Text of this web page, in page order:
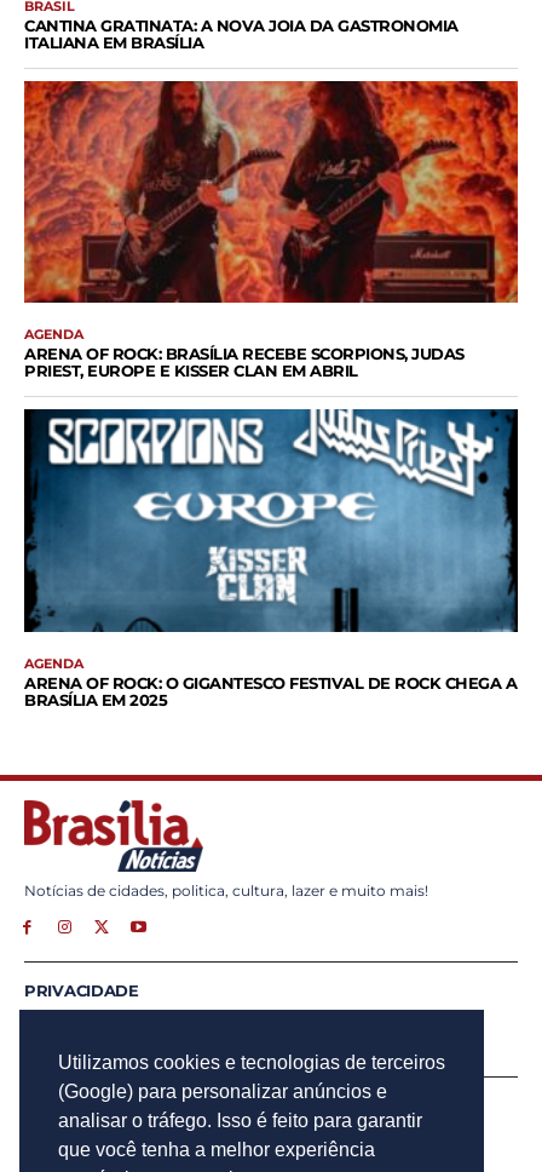
Utilizamos cookies e tecnologias de terceiros
(Google) para personalizar anúncios e
analisar o tráfego. Isso é feito para garantir
que você tenha a melhor experiência
BRASIL
CANTINA GRATINATA: A NOVA JOIA DA GASTRONOMIA
ITALIANA EM BRASÍLIA
AGENDA
ARENA OF ROCK: BRASÍLIA RECEBE SCORPIONS, JUDAS
PRIEST, EUROPE E KISSER CLAN EM ABRIL
AGENDA
ARENA OF ROCK: O GIGANTESCO FESTIVAL DE ROCK CHEGA A
BRASÍLIA EM 2025
Notícias de cidades, politica, cultura, lazer e muito mais!
PRIVACIDADE
INSCREVA - SE
Para obter atualizações por e-mail do Brasília Notícias.